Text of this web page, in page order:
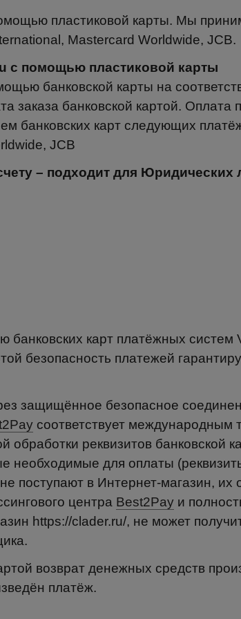
пластиковой карты. Мы
Mastercard Worldwide, JCB.
с помощью пластиковой карты
банковской карты на
заказа банковской картой. Оплата
банковских карт следующих
JCB
– подходит для Юридических
банковских карт платёжных систем
безопасность платежей
защищённое безопасное
соответствует международным
обработки реквизитов банковской
для оплаты
поступают в Интернет-магазин, их
центра Best2Pay и
https://clader.ru/, не может
возврат денежных средств
платёж.